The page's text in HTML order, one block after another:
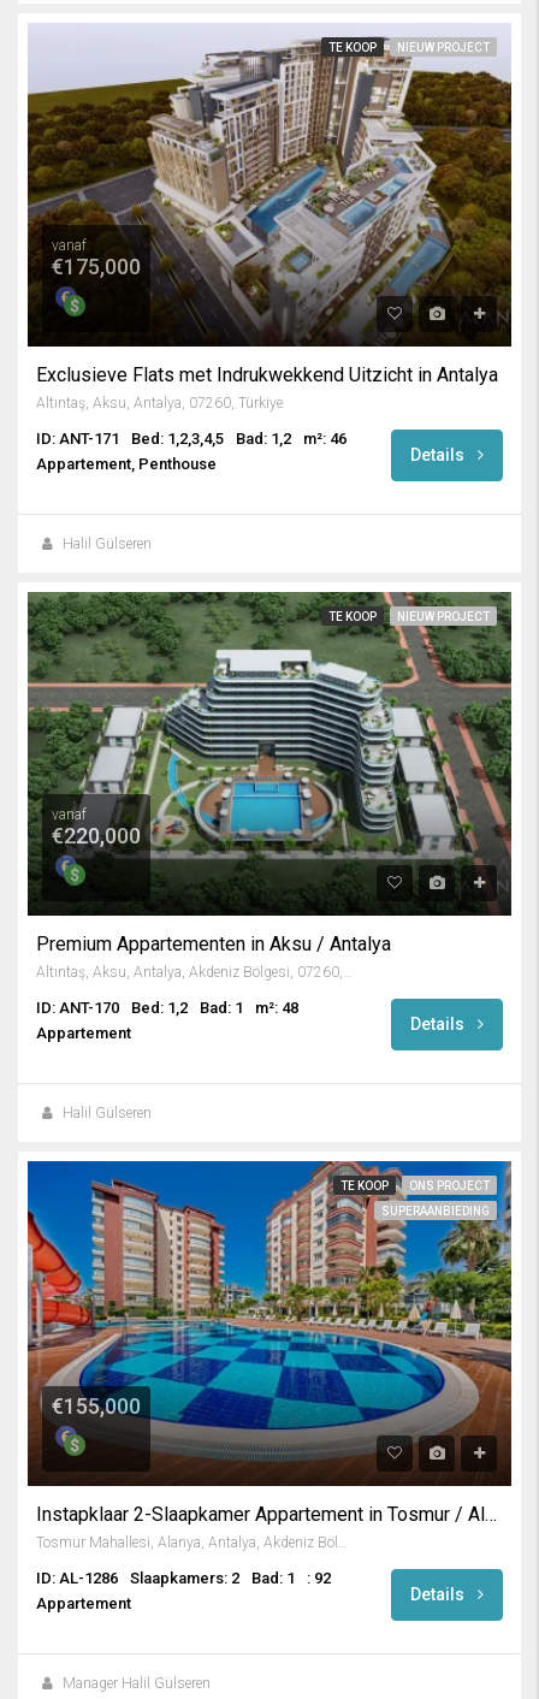
TE KOOP NIEUW PROJECT
vanaf
€175,000
Exclusieve Flats met Indrukwekkend Uitzicht in Antalya
Altıntaş, Aksu, Antalya, 07260, Türkiye
ID: ANT-171 Bed: 1,2,3,4,5 Bad: 1,2
m²: 46
Appartement, Penthouse
Details
Halil Gülseren
TE KOOP NIEUW PROJECT
vanaf
€220,000
Premium Appartementen in Aksu / Antalya
Altıntaş, Aksu, Antalya, Akdeniz Bölgesi, 07260, Türkiye
ID: ANT-170 Bed: 1,2 Bad: 1
m²: 48
Appartement
Details
Halil Gülseren
TE KOOP
ONS PROJECT
SUPERAANBIEDING
€155,000
Instapklaar 2-Slaapkamer Appartement in Tosmur / Alanya
ID: AL-1286 Slaapkamers: 2 Bad: 1
: 92
Appartement
Details
Manager Halil Gülseren